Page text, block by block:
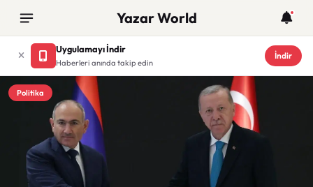
Yazar World
Uygulamayı İndir
Haberleri anında takip edin
İndir
Politika